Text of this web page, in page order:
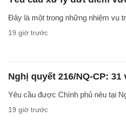
Đây là một trong những nhiệm vụ
19 giờ trước
Nghị quyết 216/NQ-CP:
Yêu cầu được Chính phủ nêu tại
19 giờ trước